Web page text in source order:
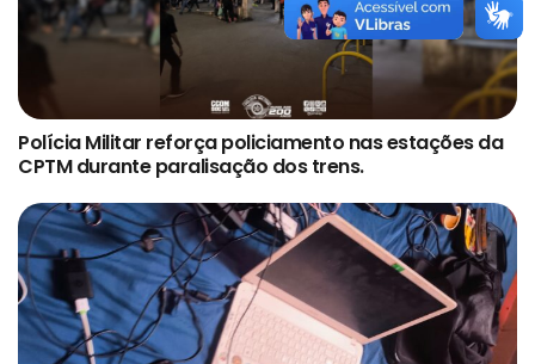
Polícia Militar reforça policiamento nas estações da
CPTM durante paralisação dos trens.